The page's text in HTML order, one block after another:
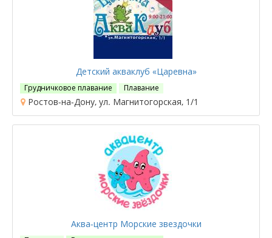
Детский акваклуб «Царевна»
Грудничковое плавание Плавание
Ростов-на-Дону, ул. Магнитогорская, 1/1
Аква-центр Морские звездочки